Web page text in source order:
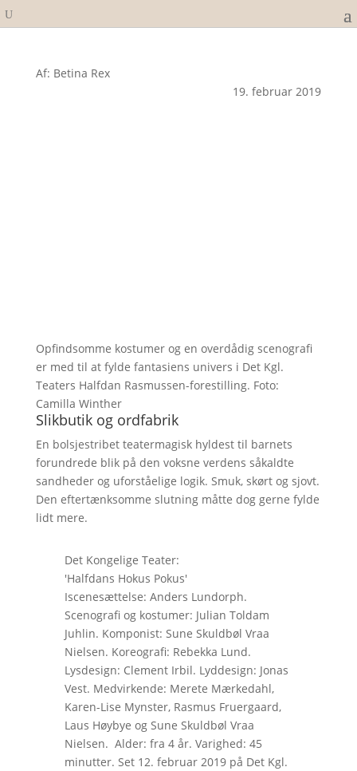
Af: Betina Rex
19. februar 2019
Opfindsomme kostumer og en overdådig scenografi
er med til at fylde fantasiens univers i Det Kgl.
Teaters Halfdan Rasmussen-forestilling. Foto:
Camilla Winther
Slikbutik og ordfabrik
En bolsjestribet teatermagisk hyldest til barnets
forundrede blik på den voksne verdens såkaldte
sandheder og uforståelige logik. Smuk, skørt og sjovt.
Den eftertænksomme slutning måtte dog gerne fylde
lidt mere.
Det Kongelige Teater:
'Halfdans Hokus Pokus'
Iscenesættelse: Anders Lundorph.
Scenografi og kostumer: Julian Toldam
Juhlin. Komponist: Sune Skuldbøl Vraa
Nielsen. Koreografi: Rebekka Lund.
Lysdesign: Clement Irbil. Lyddesign: Jonas
Vest. Medvirkende: Merete Mærkedahl,
Karen-Lise Mynster, Rasmus Fruergaard,
Laus Høybye og Sune Skuldbøl Vraa
Nielsen. Alder: fra 4 år. Varighed: 45
minutter. Set 12. februar 2019 på Det Kgl.